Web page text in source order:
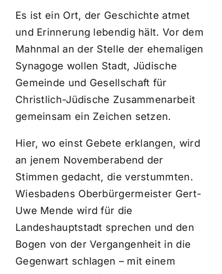
Es ist ein Ort, der Geschichte atmet
und Erinnerung lebendig hält. Vor dem
Mahnmal an der Stelle der ehemaligen
Synagoge wollen Stadt, Jüdische
Gemeinde und Gesellschaft für
Christlich-Jüdische Zusammenarbeit
gemeinsam ein Zeichen setzen.
Hier, wo einst Gebete erklangen, wird
an jenem Novemberabend der
Stimmen gedacht, die verstummten.
Wiesbadens Oberbürgermeister Gert-
Uwe Mende wird für die
Landeshauptstadt sprechen und den
Bogen von der Vergangenheit in die
Gegenwart schlagen – mit einem